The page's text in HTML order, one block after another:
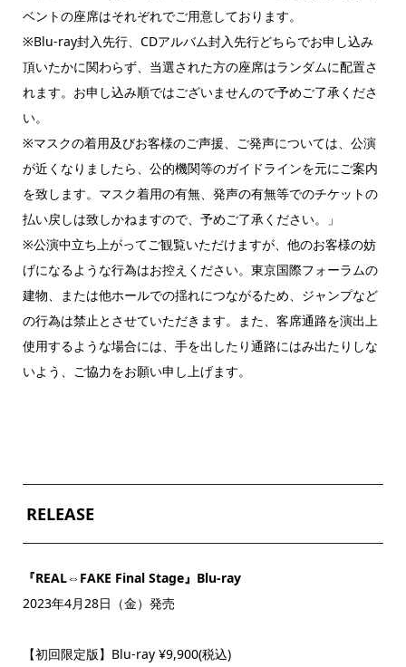
ベントの座席はそれぞれでご用意しております。
※Blu-ray封入先行、CDアルバム封入先行どちらでお申し込み
頂いたかに関わらず、当選された方の座席はランダムに配置さ
れます。お申し込み順ではございませんので予めご了承くださ
い。
※マスクの着用及びお客様のご声援、ご発声については、公演
が近くなりましたら、公的機関等のガイドラインを元にご案内
を致します。マスク着用の有無、発声の有無等でのチケットの
払い戻しは致しかねますので、予めご了承ください。」
※公演中立ち上がってご観覧いただけますが、他のお客様の妨
げになるような行為はお控えください。東京国際フォーラムの
建物、または他ホールでの揺れにつながるため、ジャンプなど
の行為は禁止とさせていただきます。また、客席通路を演出上
使用するような場合には、手を出したり通路にはみ出たりしな
いよう、ご協力をお願い申し上げます。
RELEASE
『REAL⇔FAKE Final Stage』Blu-ray
2023年4月28日（金）発売
【初回限定版】Blu-ray ¥9,900(税込)